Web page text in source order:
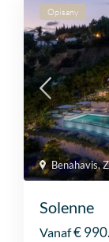
Benahavis,
Opisany
Solenne
Vanaf€